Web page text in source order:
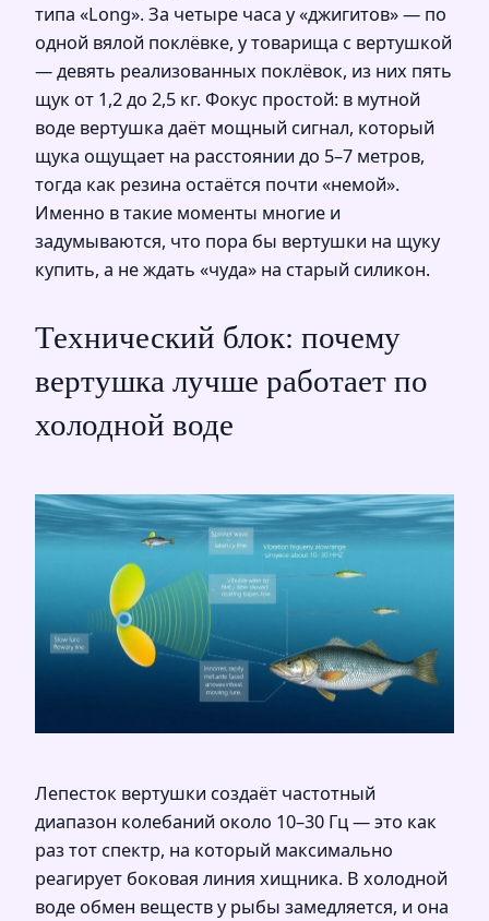
типа «Long». За четыре часа у «джигитов» — по
одной вялой поклёвке, у товарища с вертушкой
— девять реализованных поклёвок, из них пять
щук от 1,2 до 2,5 кг. Фокус простой: в мутной
воде вертушка даёт мощный сигнал, который
щука ощущает на расстоянии до 5–7 метров,
тогда как резина остаётся почти «немой».
Именно в такие моменты многие и
задумываются, что пора бы вертушки на щуку
купить, а не ждать «чуда» на старый силикон.
Технический блок: почему
вертушка лучше работает по
холодной воде
Лепесток вертушки создаёт частотный
диапазон колебаний около 10–30 Гц — это как
раз тот спектр, на который максимально
реагирует боковая линия хищника. В холодной
воде обмен веществ у рыбы замедляется, и она